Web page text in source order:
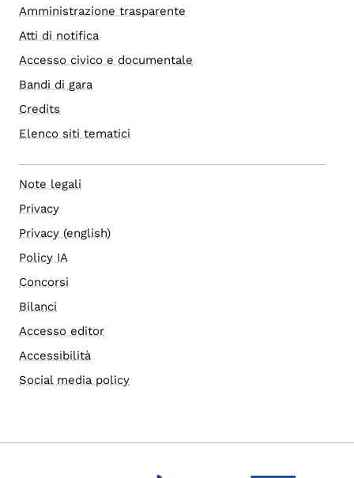
Amministrazione trasparente
Atti di notifica
Accesso civico e documentale
Bandi di gara
Credits
Elenco siti tematici
Note legali
Privacy
Privacy (english)
Policy IA
Concorsi
Bilanci
Accesso editor
Accessibilità
Social media policy